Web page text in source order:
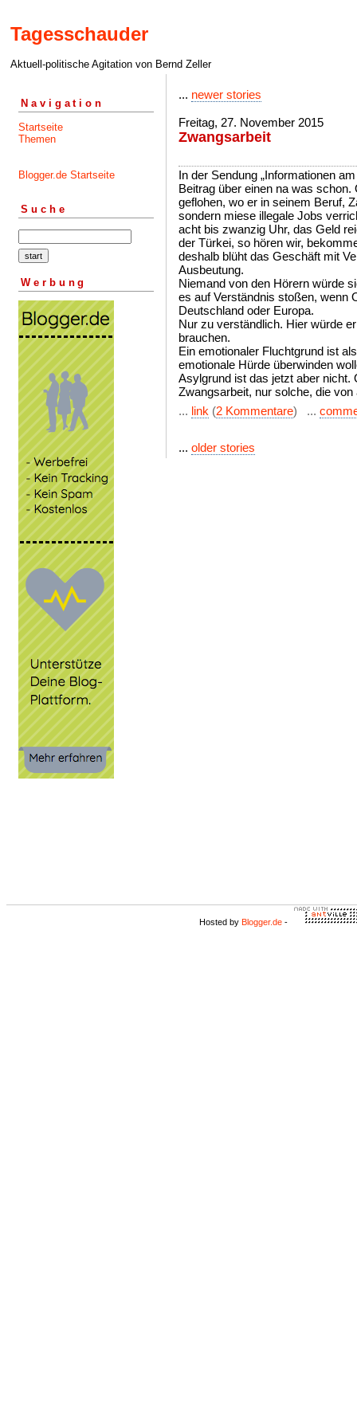
Tagesschauder
Aktuell-politische Agitation von Bernd Zeller
Navigation
Startseite
Themen
Blogger.de Startseite
Suche
Werbung
... newer stories
Freitag, 27. November 2015
Zwangsarbeit
In der Sendung „Informationen
Beitrag über einen na was
geflohen, wo er in seinem Beruf,
sondern miese illegale Jobs
acht bis zwanzig Uhr, das Geld
der Türkei, so hören wir,
deshalb blüht das Geschäft mit
Ausbeutung.
Niemand von den Hörern würde
es auf Verständnis stoßen, wenn
Deutschland oder Europa.
Nur zu verständlich. Hier würde
brauchen.
Ein emotionaler Fluchtgrund ist
emotionale Hürde überwinden
Asylgrund ist das jetzt aber nicht.
Zwangsarbeit, nur solche, die
... link (2 Kommentare) ...
... older stories
Hosted by Blogger.de -